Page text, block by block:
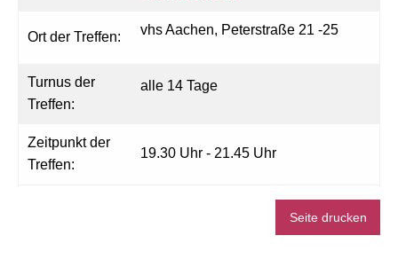
Ort der Treffen: vhs Aachen, Peterstraße 21 -25
Turnus der
Treffen:
alle 14 Tage
Zeitpunkt der
Treffen:
19.30 Uhr - 21.45 Uhr
Seite drucken